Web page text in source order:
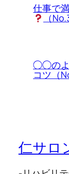
仕事で
（
◯◯のよ
コツ（
仁サロ